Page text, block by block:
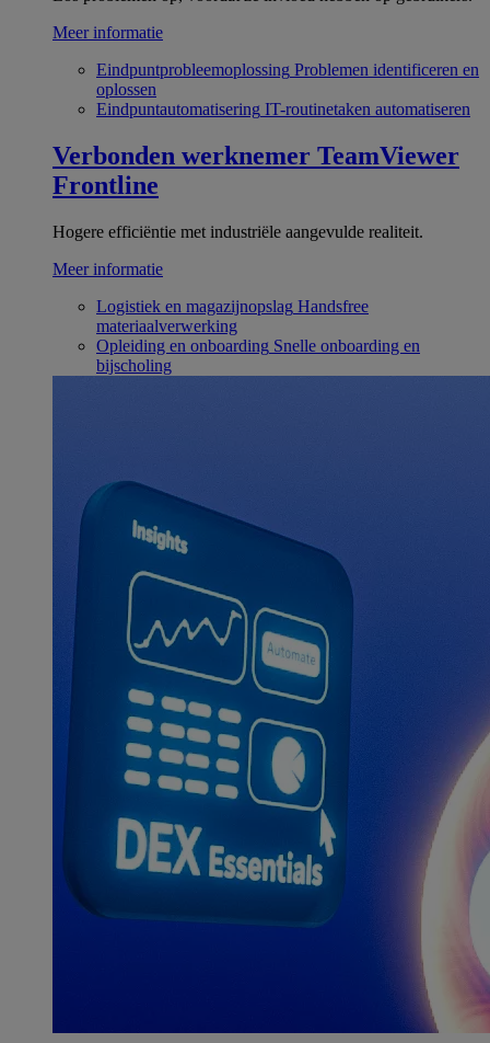
Meer informatie
Eindpuntprobleemoplossing Problemen identificeren en
oplossen
Eindpuntautomatisering IT-routinetaken automatiseren
Verbonden werknemer TeamViewer
Frontline
Hogere efficiëntie met industriële aangevulde realiteit.
Meer informatie
Logistiek en magazijnopslag Handsfree
materiaalverwerking
Opleiding en onboarding Snelle onboarding en
bijscholing